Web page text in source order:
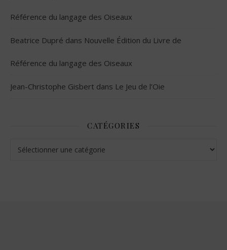
Référence du langage des Oiseaux
Beatrice Dupré dans Nouvelle Édition du Livre de
Référence du langage des Oiseaux
Jean-Christophe Gisbert dans Le Jeu de l’Oie
CATÉGORIES